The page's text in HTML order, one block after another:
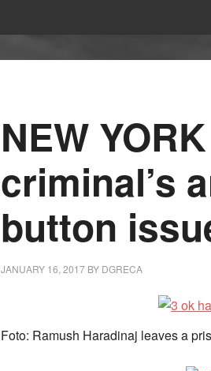
NEW
criminal’s
button
JANUARY 16, 2017 BY DGRECA
Foto: Ramush Haradinaj leaves a